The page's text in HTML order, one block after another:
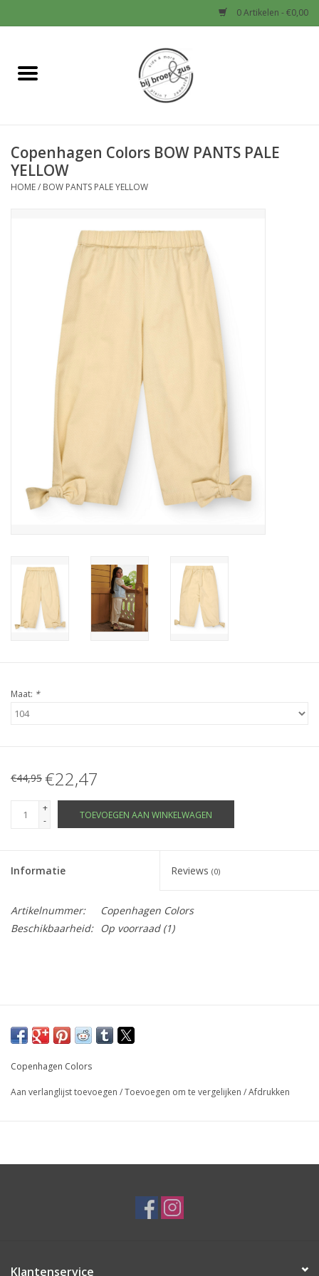
0 Artikelen - €0,00
Home
Baby
Jongens
Schoenen en Tassen
Speelgoed
Cadeaubonnen
Cadeaubon
Copenhagen Colors BOW PANTS PALE
YELLOW
HOME/ BOW PANTS PALE YELLOW
Maat: *
€44,95 €22,47
+
-
TOEVOEGEN AAN WINKELWAGEN
Informatie Reviews (0)
Artikelnummer:
Copenhagen Colors
Beschikbaarheid:
Op voorraad(1)
Copenhagen Colors
Aan verlanglijst toevoegen /Toevoegen om te vergelijken /Afdrukken
Klantenservice